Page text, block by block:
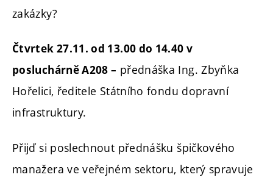
zakázky?
Čtvrtek 27.11. od 13.00 do 14.40 v
posluchárně A208 – přednáška Ing. Zbyňka
Hořelici, ředitele Státního fondu dopravní
infrastruktury.
Přijď si poslechnout přednášku špičkového
manažera ve veřejném sektoru, který spravuje